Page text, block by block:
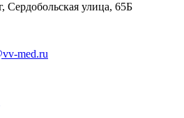
Сердобольская улица, 65Б
med.ru